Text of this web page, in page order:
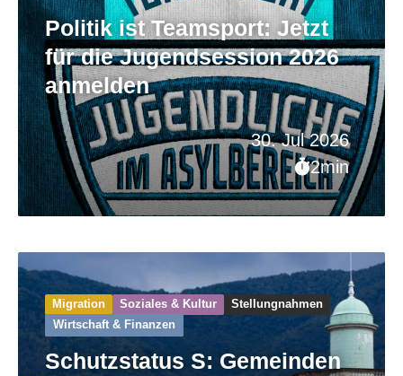
30. Jul 2026
2min
Politik ist Teamsport: Jetzt
für die Jugendsession 2026
anmelden
Migration Soziales & Kultur
Stellungnahmen
Wirtschaft & Finanzen
Schutzstatus S: Gemeinden